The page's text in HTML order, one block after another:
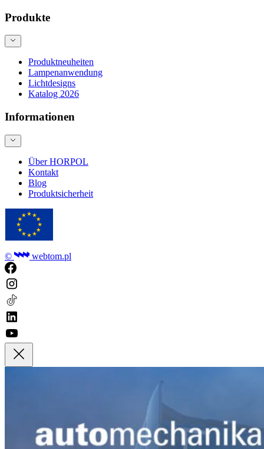
Produkte
Produktneuheiten
Lampenanwendung
Lichtdesigns
Katalog 2026
Informationen
Über HORPOL
Kontakt
Blog
Produktsicherheit
© webtom.pl